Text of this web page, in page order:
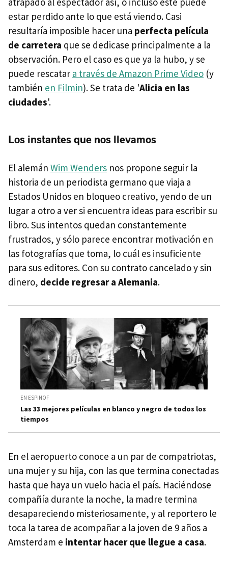
estar perdido ante lo que está viendo. Casi
resultaría imposible hacer una perfecta película
de carretera que se dedicase principalmente a la
observación. Pero el caso es que ya la hubo, y se
puede rescatar a través de Amazon Prime Video (y
también en Filmin). Se trata de 'Alicia en las
ciudades'.
Los instantes que nos llevamos
El alemán Wim Wenders nos propone seguir la
historia de un periodista germano que viaja a
Estados Unidos en bloqueo creativo, yendo de un
lugar a otro a ver si encuentra ideas para escribir su
libro. Sus intentos quedan constantemente
frustrados, y sólo parece encontrar motivación en
las fotografías que toma, lo cuál es insuficiente
para sus editores. Con su contrato cancelado y sin
dinero, decide regresar a Alemania.
EN ESPINOF
Las 33 mejores películas en blanco y negro de todos los
tiempos
En el aeropuerto conoce a un par de compatriotas,
una mujer y su hija, con las que termina conectadas
hasta que haya un vuelo hacia el país. Haciéndose
compañía durante la noche, la madre termina
desapareciendo misteriosamente, y al reportero le
toca la tarea de acompañar a la joven de 9 años a
Amsterdam e intentar hacer que llegue a casa.